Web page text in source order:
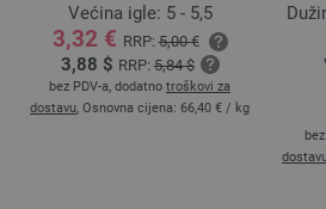
Većina igle: 5 - 5,5
3,32 € RRP:5,00 €
3,88 $ RRP:5,84 $
bez PDV-a, dodatno troškovi za
dostavu, Osnovna cijena: 66,40 € / kg